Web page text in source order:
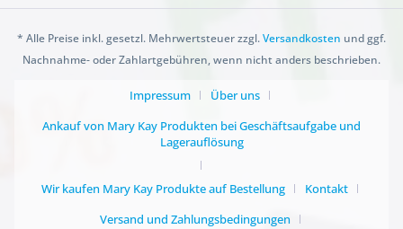
* Alle Preise inkl. gesetzl. Mehrwertsteuer zzgl.Versandkosten und ggf.
Nachnahme- oder Zahlartgebühren, wenn nicht anders beschrieben.
Impressum
Über uns
Ankauf von Mary Kay Produkten bei Geschäftsaufgabe und
Lagerauflösung
Wir kaufen Mary Kay Produkte auf Bestellung
Kontakt
Versand und Zahlungsbedingungen